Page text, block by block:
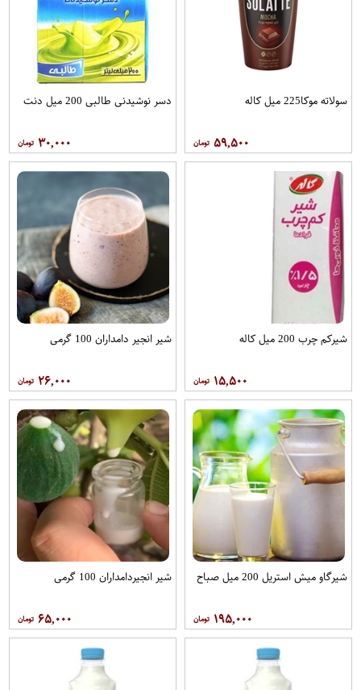
سولاته موکا225 میل کاله
۵۹,۵۰۰
دسر نوشیدنی طالبی 200 میل دنت
۳۰,۰۰۰
شیرکم چرب 200 میل کاله
۱۵,۵۰۰
شیر انجیر دامداران 100 گرمی
۲۶,۰۰۰
شیرگاو میش استریل 200 میل صباح
۱۹۵,۰۰۰
شیر انجیردامداران 100 گرمی
۶۵,۰۰۰